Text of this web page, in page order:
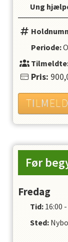
Ung
Periode:
Pris:
Før
Fredag
Tid: 16:00
Sted: